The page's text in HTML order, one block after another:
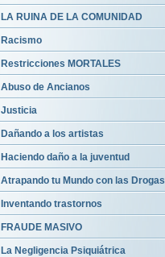
LA RUINA DE LA COMUNIDAD
Racismo
Restricciones MORTALES
Abuso de Ancianos
Justicia
Dañando a los artistas
Haciendo daño a la juventud
Atrapando tu Mundo con las Drogas
Inventando trastornos
FRAUDE MASIVO
La Negligencia Psiquiátrica